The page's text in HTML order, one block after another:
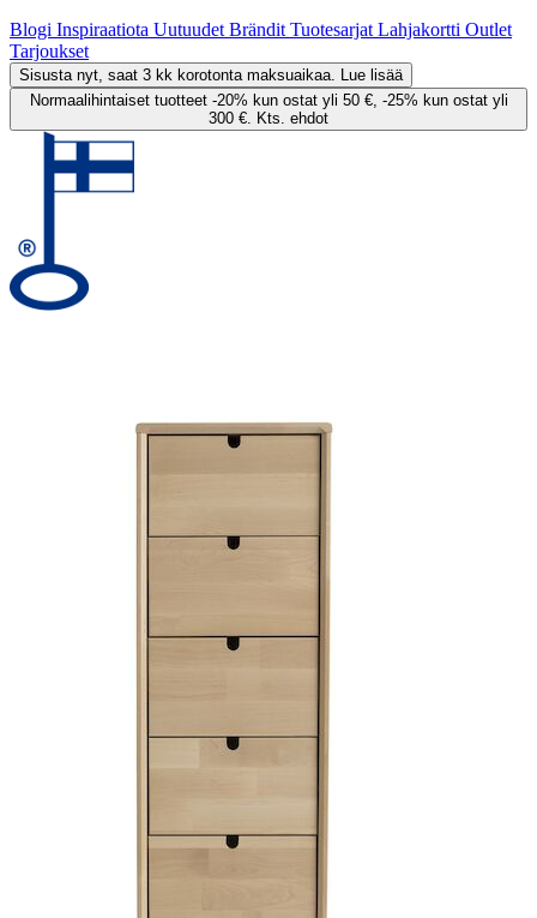
Blogi Inspiraatiota Uutuudet Brändit Tuotesarjat Lahjakortti Outlet
Tarjoukset
Sisusta nyt, saat 3 kk korotonta maksuaikaa. Lue lisää
Normaalihintaiset tuotteet -20% kun ostat yli 50 €, -25% kun ostat yli
300 €. Kts. ehdot